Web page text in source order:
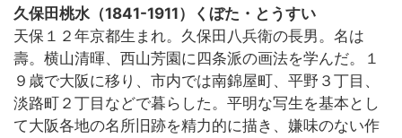
久保田桃水（1841-1911）くぼた・とうすい
天保１２年京都生まれ。久保田八兵衛の長男。名は
壽。横山清暉、西山芳園に四条派の画法を学んだ。１
９歳で大阪に移り、市内では南錦屋町、平野３丁目、
淡路町２丁目などで暮らした。平明な写生を基本とし
て大阪各地の名所旧跡を精力的に描き、嫌味のない作